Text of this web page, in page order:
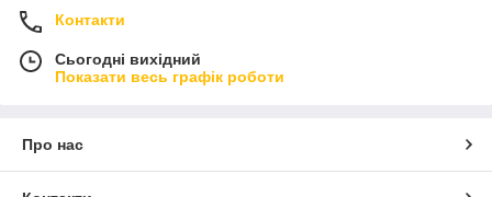
Контакти
Сьогодні вихідний
Показати весь графік роботи
Про нас